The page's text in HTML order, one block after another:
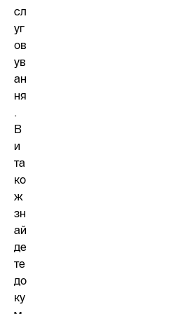
сл
уг
ов
ув
ан
ня
.
В
и
та
ко
ж
зн
ай
де
те
до
ку